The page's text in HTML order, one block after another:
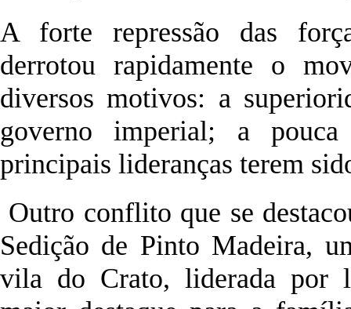
A forte repressão das
derrotou rapidamente o
diversos motivos: a
governo imperial; a
principais lideranças terem
Outro conflito que se
Sedição de Pinto Madeira,
vila do Crato, liderada por